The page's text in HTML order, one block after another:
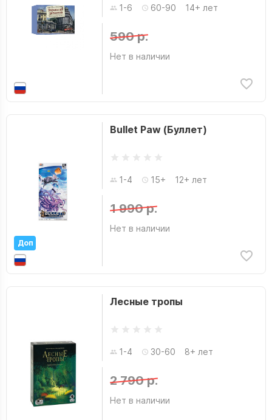
1-6 60-90 14+ лет
590 р.
Нет в наличии
Доп
Bullet Paw (Буллет)
1-4 15+ 12+ лет
1 990 р.
Нет в наличии
Лесные тропы
1-4 30-60 8+ лет
2 790 р.
Нет в наличии